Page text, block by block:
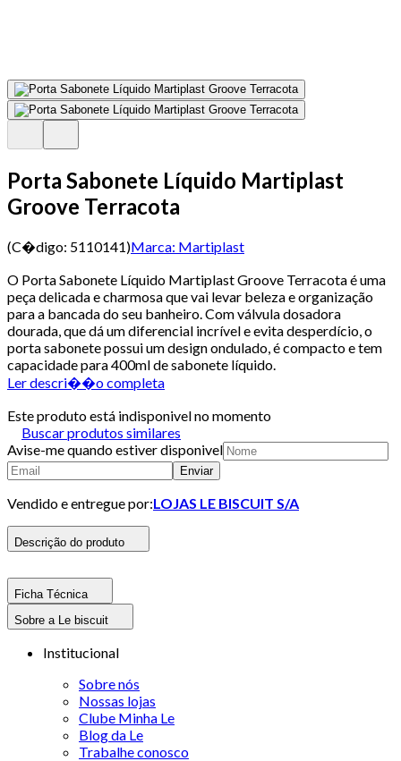
Porta Sabonete Líquido Martiplast
Groove Terracota
(C�digo: 5110141)Marca: Martiplast
O Porta Sabonete Líquido Martiplast Groove Terracota é uma
peça delicada e charmosa que vai levar beleza e organização
para a bancada do seu banheiro. Com válvula dosadora
dourada, que dá um diferencial incrível e evita desperdício, o
porta sabonete possui um design ondulado, é compacto e tem
capacidade para 400ml de sabonete líquido.
Ler descri��o completa
Este produto está indisponivel no momento
Buscar produtos similares
Avise-me quando estiver disponivel
Enviar
Vendido e entregue por:LOJAS LE BISCUIT S/A
Descrição do produto
Ficha Técnica
Sobre a Le biscuit
Institucional
Sobre nós
Nossas lojas
Clube Minha Le
Blog da Le
Trabalhe conosco